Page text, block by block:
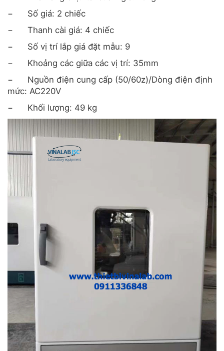
−
Số giá: 2 chiếc
−
Thanh cài giá: 4 chiếc
−
Số vị trí lắp giá đặt mẫu: 9
−
Khoảng các giữa các vị trí: 35mm
−
Nguồn điện cung cấp (50/60z)/Dòng điện định
mức: AC220V
−
Khối lượng: 49 kg